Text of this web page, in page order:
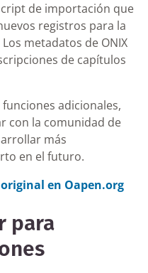
de importación que
registros para la
metadatos de ONIX
de capítulos
adicionales,
con la comunidad de
más
en el futuro.
en Oapen.org
para